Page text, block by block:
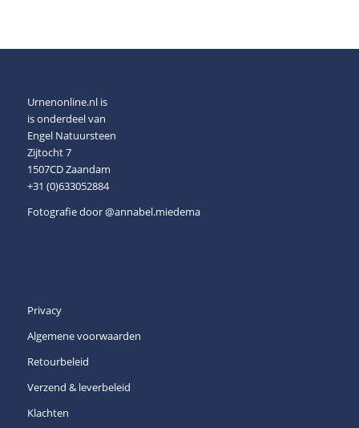
Urnenonline.nl is
is onderdeel van
Engel Natuursteen
Zijtocht 7
1507CD Zaandam
+31 (0)633052884
Fotografie door@annabel.miedema
Privacy
Algemene voorwaarden
Retourbeleid
Verzend & leverbeleid
Klachten